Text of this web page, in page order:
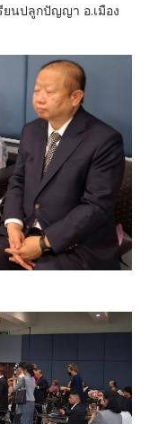
ยนปลูกปัญญา อ.เมือง